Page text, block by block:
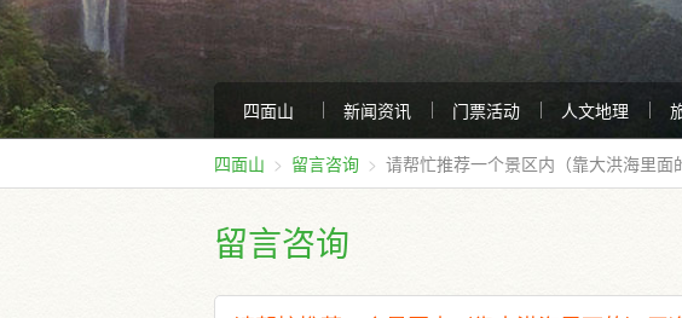
四面山 新闻资讯 门票活动 人文地理
四面山 留言咨询 请帮忙推荐一个景区内（靠大洪海里
留言咨询